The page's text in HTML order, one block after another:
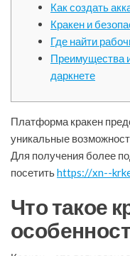
Как создать
Кракен и
Где найти
Преимущества
даркнете
Платформа кракен
уникальные
Для получения более
посетитьhttps://xn--
Что такое